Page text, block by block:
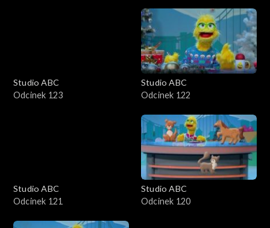
Studio ABC
Odcinek 123
Studio ABC
Odcinek 122
Studio ABC
Odcinek 121
Studio ABC
Odcinek 120